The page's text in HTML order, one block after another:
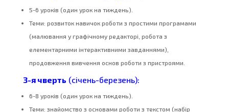
5-6 уроків (один урок на тиждень).
Теми: розвиток навичок роботи з простими програмами
(малювання у графічному редакторі, робота з
елементарними інтерактивними завданнями),
продовження вивчення основ роботи з пристроями.
3-я чверть (січень-березень):
6-8 уроків (один урок на тиждень).
Теми: знайомство з основами роботи з текстом (набір